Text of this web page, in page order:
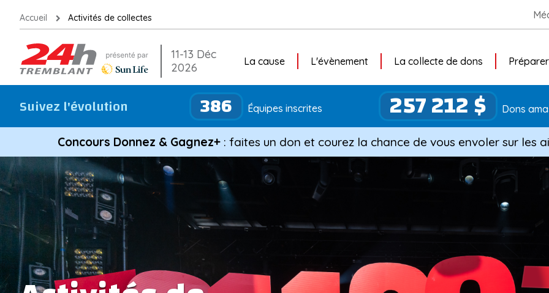
contenu
Accueil Activités de collectes
11-13 Déc
2026
La cause L'évènement La collecte de dons
Suivez l'évolution 386 Équipes inscrites 257 212 $ Dons
Concours Donnez & Gagnez+: faites un don et courez la chance de vous envoler sur les